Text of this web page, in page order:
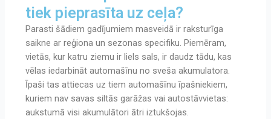
tiek pieprasīta uz ceļa?
Parasti šādiem gadījumiem masveidā ir raksturīga
saikne ar reģiona un sezonas specifiku. Piemēram,
vietās, kur katru ziemu ir liels sals, ir daudz tādu, kas
vēlas iedarbināt automašīnu no sveša akumulatora.
Īpaši tas attiecas uz tiem automašīnu īpašniekiem,
kuriem nav savas siltās garāžas vai autostāvvietas:
aukstumā visi akumulātori ātri iztukšojas.